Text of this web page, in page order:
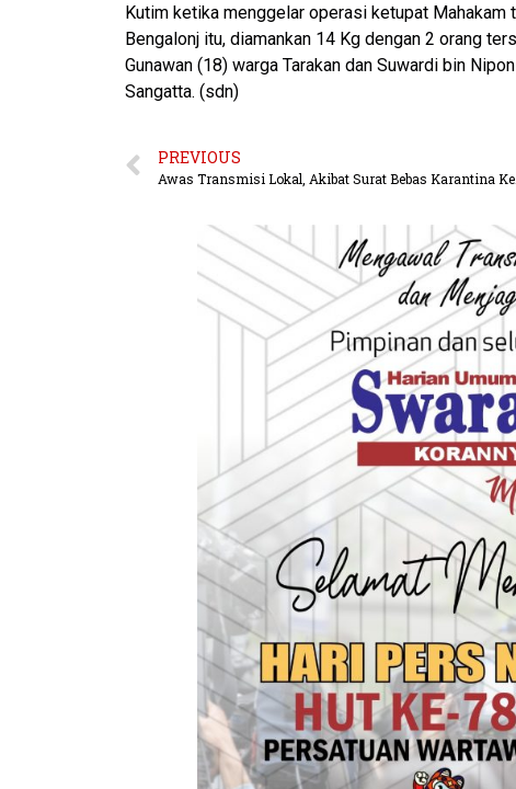
Kutim ketika menggelar operasi ketupat
Bengalonj itu, diamankan 14 Kg dengan 2 orang
Gunawan (18) warga Tarakan dan Suwardi bin
Sangatta. (sdn)
PREVIOUS